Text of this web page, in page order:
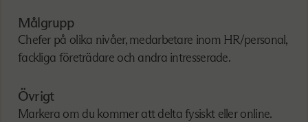
Målgrupp
Chefer på olika nivåer, medarbetare inom HR/personal,
fackliga företrädare och andra intresserade.
Övrigt
Markera om du kommer att delta fysiskt eller online.